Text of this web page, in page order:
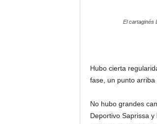
El cartaginés
Hubo cierta
fase, un punto
No hubo grandes
Deportivo Saprissa